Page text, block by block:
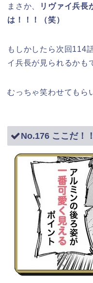
まさか、
リヴァイ兵長
は！！！（笑）
もしかしたら次回114
イ兵長が見られるかも
むっちゃ笑わせてもら
No.176 ここだ！